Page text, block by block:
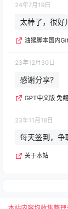
24年7月19日
太棒了，很好
油猴脚本国内
23年12月30日
感谢分享?
GPT中文版 免
23年11月18日
每天签到，争
关于本站